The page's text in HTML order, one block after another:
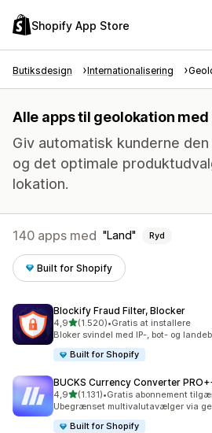
Shopify App Store
Butiksdesign Internationalisering
Alle apps til geolokation
Giv automatisk kunderne
og det optimale
lokation.
140 apps med Land Ryd
Built for Shopify
Blockify Fraud Filter, Blocker
4,9ud af 5 stjerner
(1.520)
1520 anmeldelser i alt
•Gratis at installere
Bloker svindel med IP-, bot- og
Built for Shopify
BUCKS Currency Converter
4,9ud af 5 stjerner
(1.131)
1131 anmeldelser i alt
•Gratis abonnement
Ubegrænset multivalutavælger via
Built for Shopify